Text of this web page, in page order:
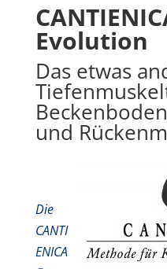
Evolution
Das etwas
und
Die
CANTI
ENICA